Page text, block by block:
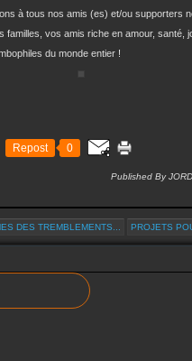
à tous nos amis (es) et/ou supporters
vos amis riche en amour, santé,
du monde entier !
Repost 0
Published By
DES TREMBLEMENTS... PROJETS